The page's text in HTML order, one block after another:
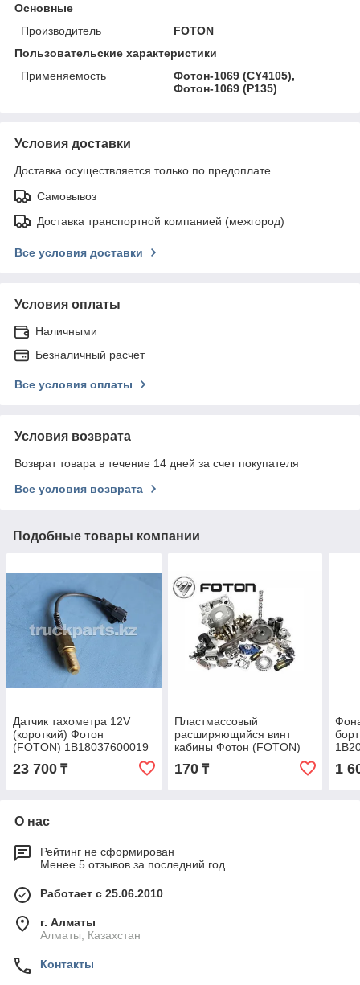
Основные
Производитель
FOTON
Пользовательские характеристики
Применяемость
Фотон-1069 (CY4105),
Фотон-1069 (P135)
Условия доставки
Доставка осуществляется только по предоплате.
Самовывоз
Доставка транспортной компанией (межгород)
Все условия доставки
Условия оплаты
Наличными
Безналичный расчет
Все условия оплаты
Условия возврата
Возврат товара в течение 14 дней за счет покупателя
Все условия возврата
Подобные товары компании
Датчик тахометра 12V
(короткий) Фотон
(FOTON) 1B18037600019
23 700 ₸
Пластмассовый
расширяющийся винт
кабины Фотон (FOTON)
1B18057200208
170₸ 1
О нас
Рейтинг не сформирован
Менее 5 отзывов за последний год
Работает с 25.06.2010
г. Алматы
Алматы, Казахстан
Контакты